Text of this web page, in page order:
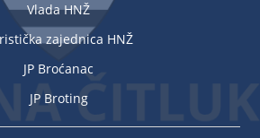
Vlada HNŽ
zajednica HNŽ
JP Broćanac
JP Broting